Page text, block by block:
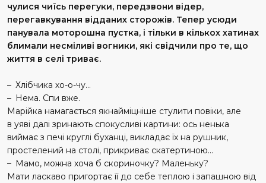
чулися чиїсь перегуки, передзвони відер,
перегавкування відданих сторожів. Тепер усюди
панувала моторошна пустка, і тільки в кількох хатинах
блимали несміливі вогники, які свідчили про те, що
життя в селі триває.
– Хлібчика хо-о-чу…
– Нема. Спи вже.
Марійка намагається якнайміцніше стулити повіки, але
в уяві далі зринають спокусливі картини: ось ненька
виймає з печі круглі буханці, викладає їх на рушник,
простелений на столі, прикриває скатертиною…
– Мамо, можна хоча б скориночку? Маленьку?
Мати ласкаво пригортає її до себе теплою і запашною від